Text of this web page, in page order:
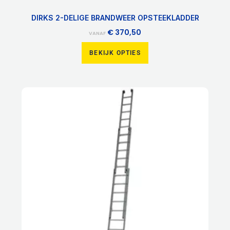
DIRKS 2-DELIGE BRANDWEER OPSTEEKLADDER
VANAF € 370,50
BEKIJK OPTIES
Dit
product
heeft
meerdere
variaties.
Deze
optie
kan
gekozen
worden
op
de